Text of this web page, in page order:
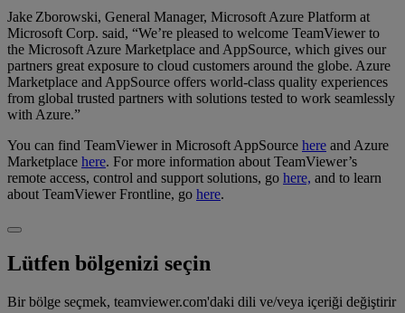
Jake Zborowski, General Manager, Microsoft Azure Platform at
Microsoft Corp. said, “We’re pleased to welcome TeamViewer to
the Microsoft Azure Marketplace and AppSource, which gives our
partners great exposure to cloud customers around the globe. Azure
Marketplace and AppSource offers world-class quality experiences
from global trusted partners with solutions tested to work seamlessly
with Azure.”
You can find TeamViewer in Microsoft AppSource here and Azure
Marketplace here. For more information about TeamViewer’s
remote access, control and support solutions, go here, and to learn
about TeamViewer Frontline, go here.
Lütfen bölgenizi seçin
Bir bölge seçmek, teamviewer.com'daki dili ve/veya içeriği değiştirir